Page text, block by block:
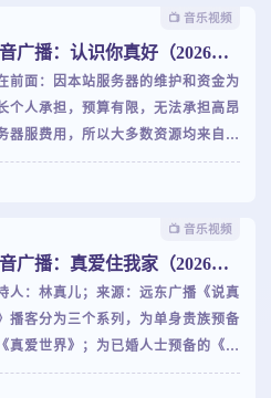
儿在真爱世界，婚姻私塾，家长学堂
一起学做父母；咱不说別的，只说真
📺️ 音乐视频
广播：认识你真好（2026年4
目）
前面：因本站服务器的维护和资金为
个人承担，预算有限，无法承担高昂
器服费用，所以大多数资源均来自第
站点资源调用，如若资源无法播放，
伴升华为最温情的告白。虽然你有时
不语，每一天我都如约守候。远东广
司福音节目，认识你真好和您不见不
我们爱，因为神先爱了我们！
📺️ 音乐视频
广播：真爱住我家（2026年4
目）
人：林真儿；来源：远东广播《说真
播客分为三个系列，为单身贵族预备
真爱世界》；为已婚人士预备的《婚
塾》，以及为抓狂父母预备的《家长